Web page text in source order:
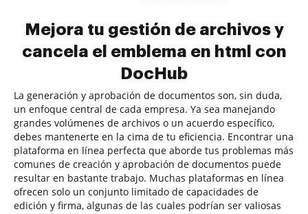
Mejora tu gestión de archivos y
cancela el emblema en html con
DocHub
La generación y aprobación de documentos son, sin duda,
un enfoque central de cada empresa. Ya sea manejando
grandes volúmenes de archivos o un acuerdo específico,
debes mantenerte en la cima de tu eficiencia. Encontrar una
plataforma en línea perfecta que aborde tus problemas más
comunes de creación y aprobación de documentos puede
resultar en bastante trabajo. Muchas plataformas en línea
ofrecen solo un conjunto limitado de capacidades de
edición y firma, algunas de las cuales podrían ser valiosas